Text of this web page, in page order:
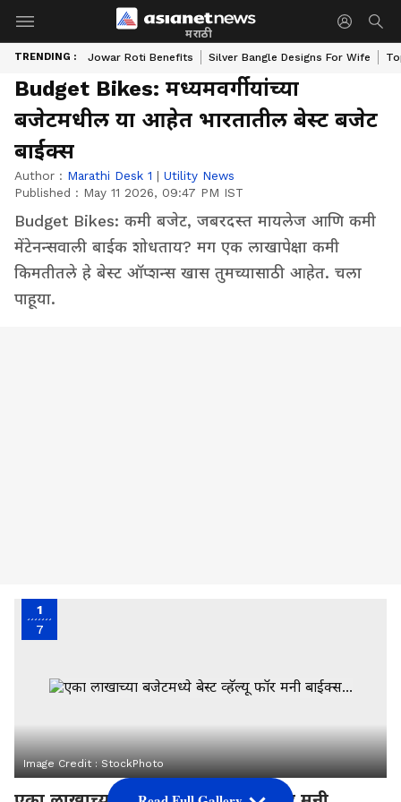
मराठी
TRENDING : Jowar Roti Benefits Silver Bangle Designs For Wife
Budget Bikes: मध्यमवर्गीयांच्या
बजेटमधील या आहेत भारतातील बेस्ट बजेट
बाईक्स
Author : Marathi Desk 1 | Utility News
Published : May 11 2026, 09:47 PM IST
Budget Bikes: कमी बजेट, जबरदस्त मायलेज आणि कमी
मेंटेनन्सवाली बाईक शोधताय? मग एक लाखापेक्षा कमी
किमतीतले हे बेस्ट ऑप्शन्स खास तुमच्यासाठी आहेत. चला
पाहूया.
1
7
Image Credit :StockPhoto